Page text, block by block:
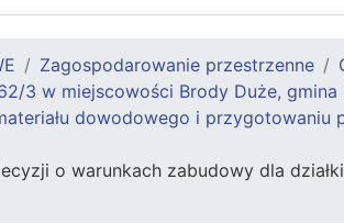
Zagospodarowanie przestrzenne
3 w miejscowości Brody Duże, gmina
dowodowego i
o warunkach zabudowy dla